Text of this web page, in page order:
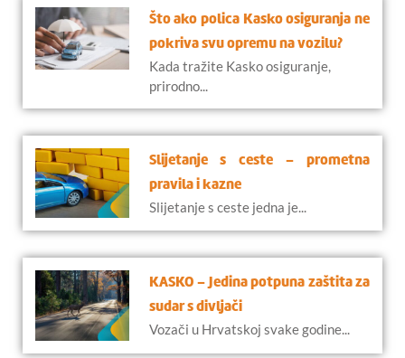
Što ako polica Kasko osiguranja ne
pokriva svu opremu na vozilu?
Kada tražite Kasko osiguranje,
prirodno...
Slijetanje s ceste – prometna
pravila i kazne
Slijetanje s ceste jedna je...
KASKO – Jedina potpuna zaštita za
sudar s divljači
Vozači u Hrvatskoj svake godine...